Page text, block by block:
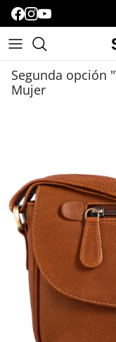
Segunda opción
Mujer